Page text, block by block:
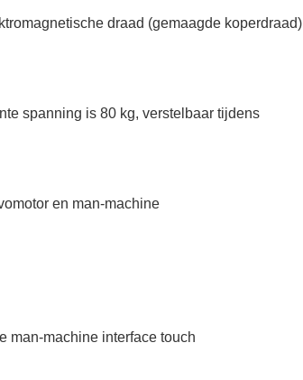
draad (gemaagde koperdraad)
spanning is 80 kg, verstelbaar tijdens
en man-machine
man-machine interface touch